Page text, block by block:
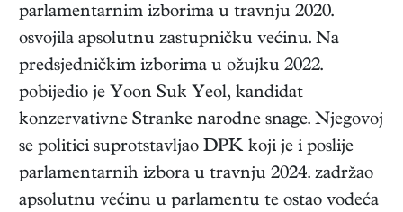
parlamentarnim izborima u travnju 2020.
osvojila apsolutnu zastupničku većinu. Na
predsjedničkim izborima u ožujku 2022.
pobijedio je Yoon Suk Yeol, kandidat
konzervativne Stranke narodne snage. Njegovoj
se politici suprotstavljao DPK koji je i poslije
parlamentarnih izbora u travnju 2024. zadržao
apsolutnu većinu u parlamentu te ostao vodeća